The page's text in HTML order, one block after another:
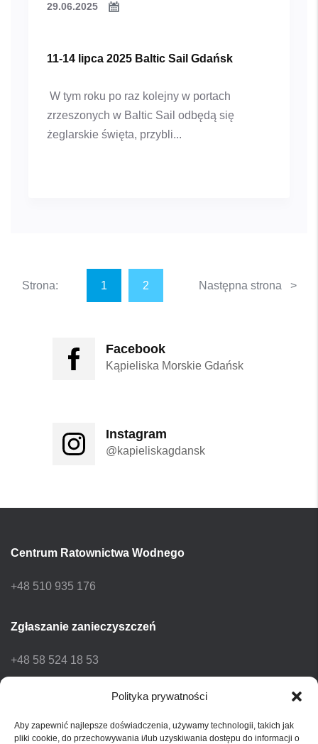
Polityka prywatności
Aby zapewnić najlepsze doświadczenia, używamy technologii, takich jak
pliki cookie, do przechowywania i/lub uzyskiwania dostępu do informacji o
29.06.2025
11-14 lipca 2025 Baltic Sail Gdańsk
W tym roku po raz kolejny w portach
zrzeszonych w Baltic Sail odbędą się
żeglarskie święta, przybli...
Strona: 1 2 Następna strona >
Facebook
Kąpieliska Morskie Gdańsk
Instagram
@kapieliskagdansk
Centrum Ratownictwa Wodnego
+48 510 935 176
Zgłaszanie zanieczyszczeń
+48 58 524 18 53
Powiatowa Stacja Sanitarno-
Epidemiologiczna w Gdańsku